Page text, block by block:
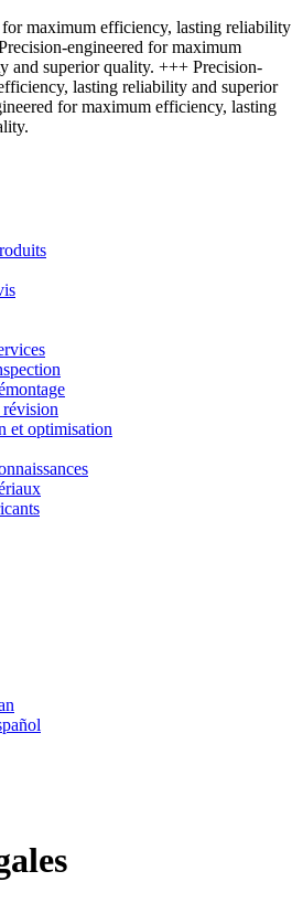
maximum efficiency, lasting reliability
engineered for maximum
and superior quality. +++ Precision-
lasting reliability and superior
for maximum efficiency, lasting
et optimisation